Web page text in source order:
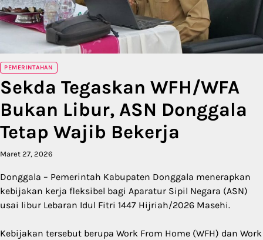
PEMERINTAHAN
Sekda Tegaskan WFH/WFA
Bukan Libur, ASN Donggala
Tetap Wajib Bekerja
Maret 27, 2026
Donggala – Pemerintah Kabupaten Donggala menerapkan
kebijakan kerja fleksibel bagi Aparatur Sipil Negara (ASN)
usai libur Lebaran Idul Fitri 1447 Hijriah/2026 Masehi.
Kebijakan tersebut berupa Work From Home (WFH) dan Work